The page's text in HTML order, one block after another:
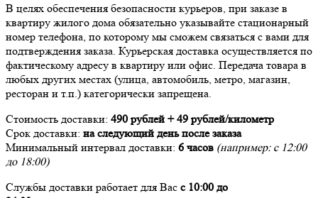
В целях обеспечения безопасности курьеров, при заказе в
квартиру жилого дома обязательно указывайте стационарный
номер телефона, по которому мы сможем связаться с вами для
подтверждения заказа. Курьерская доставка осуществляется по
фактическому адресу в квартиру или офис. Передача товара в
любых других местах (улица, автомобиль, метро, магазин,
ресторан и т.п.) категорически запрещена.
Стоимость доставки: 490 рублей + 49 рублей/километр
Срок доставки: на следующий день после заказа
Минимальный интервал доставки: 6 часов (например: с 12:00
до 18:00)
Службы доставки работает для Вас с 10:00 до